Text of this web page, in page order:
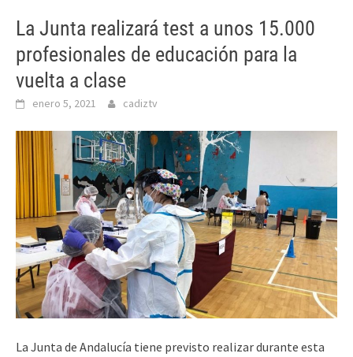
La Junta realizará test a unos 15.000
profesionales de educación para la
vuelta a clase
enero 5, 2021 cadiztv
La Junta de Andalucía tiene previsto realizar durante esta